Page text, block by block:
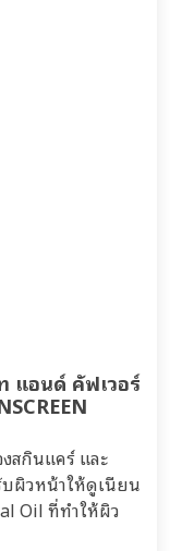
แอนด์ คัฟเวอร์
สกินแคร์ และ
ผิวหน้าให้ดูเนียน
Oil ที่ทำให้ผิว